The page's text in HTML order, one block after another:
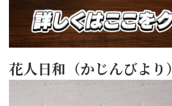
花人日和（かじんびより）